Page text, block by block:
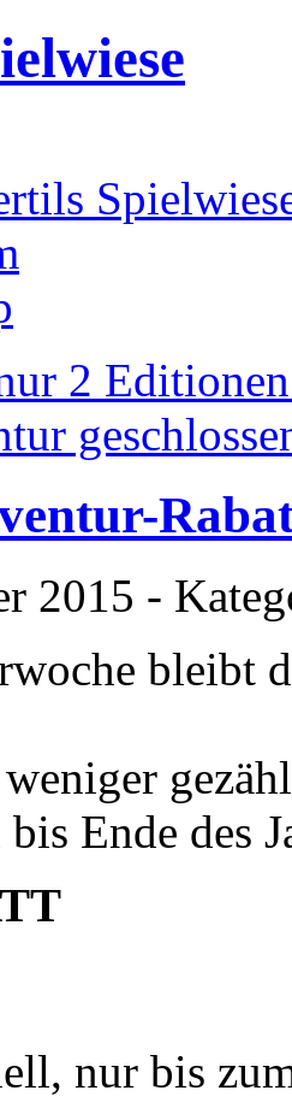
2
2015 -
bleibt
Ende des
nur bis